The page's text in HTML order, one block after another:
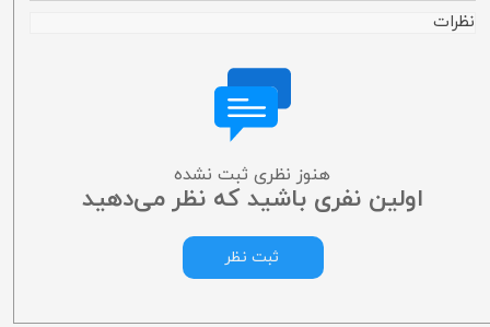
نظرات
هنوز نظری ثبت نشده
اولین نفری باشید که نظر می‌دهید
ثبت نظر